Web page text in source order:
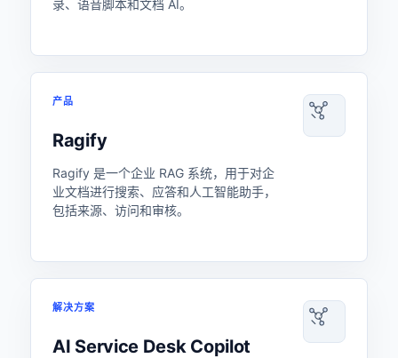
录、语音脚本和文档 AI。
产品
Ragify
Ragify 是一个企业 RAG 系统，用于对企
业文档进行搜索、应答和人工智能助手，
包括来源、访问和审核。
解决方案
AI Service Desk Copilot